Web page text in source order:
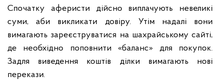
Спочатку аферисти дійсно виплачують невеликі
суми, аби викликати довіру. Утім надалі вони
вимагають зареєструватися на шахрайському сайті,
де необхідно поповнити «баланс» для покупок.
Задля виведення коштів ділки вимагають нові
перекази.